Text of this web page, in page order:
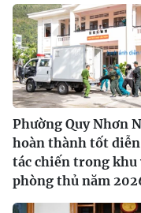
Phường Quy Nhơn
hoàn thành tốt
tác chiến trong khu
phòng thủ năm